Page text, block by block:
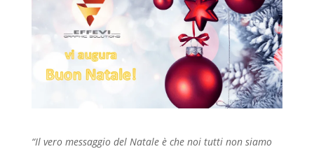
“Il vero messaggio del Natale è che noi tutti non siamo